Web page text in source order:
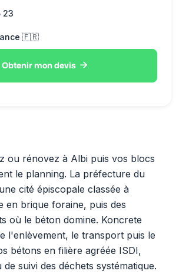
ou rénovez à Albi puis vos blocs
le planning. La préfecture du
cité épiscopale classée à
en brique foraine, puis des
où le béton domine. Koncrete
l'enlèvement, le transport puis le
bétons en filière agréée ISDI,
suivi des déchets systématique.
23
🇫🇷
Obtenir mon devis 